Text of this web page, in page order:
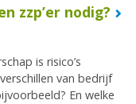
zzp’er nodig?
is risico’s
van bedrijf
En welke